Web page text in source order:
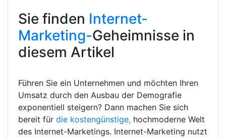
Sie finden Internet-
Marketing-Geheimnisse in
diesem Artikel
Führen Sie ein Unternehmen und möchten Ihren
Umsatz durch den Ausbau der Demografie
exponentiell steigern? Dann machen Sie sich
bereit für die kostengünstige, hochmoderne Welt
des Internet-Marketings. Internet-Marketing nutzt